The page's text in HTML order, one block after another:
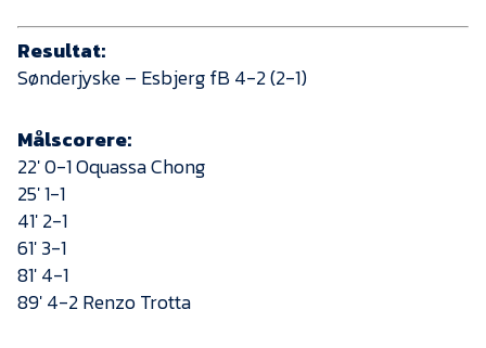
Resultat:
Sønderjyske – Esbjerg fB 4-2 (2-1)
Målscorere:
22′ 0-1 Oquassa Chong
25′ 1-1
41′ 2-1
61′ 3-1
81′ 4-1
89′ 4-2 Renzo Trotta